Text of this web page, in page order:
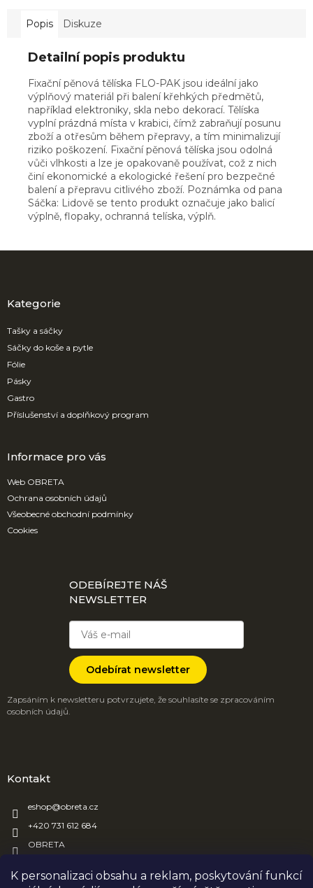
K personalizaci obsahu a reklam, poskytování funkcí
Popis Diskuze
Detailní popis produktu
Fixační pěnová tělíska FLO-PAK jsou ideální jako
výplňový materiál při balení křehkých předmětů,
například elektroniky, skla nebo dekorací. Tělíska
vyplní prázdná místa v krabici, čímž zabraňují posunu
zboží a otřesům během přepravy, a tím minimalizují
riziko poškození. Fixační pěnová tělíska jsou odolná
vůči vlhkosti a lze je opakovaně používat, což z nich
činí ekonomické a ekologické řešení pro bezpečné
balení a přepravu citlivého zboží. Poznámka od pana
Sáčka: Lidově se tento produkt označuje jako balicí
výplně, flopaky, ochranná telíska, výplň.
aKategorie
Tašky a sáčky
Sáčky do koše a pytle
Fólie
Pásky
Gastro
Příslušenství a doplňkový program
Informace pro vás
Web OBRETA
Ochrana osobních údajů
Všeobecné obchodní podmínky
Cookies
ODEBÍREJTE NÁŠ
NEWSLETTER
Odebírat newsletter
Zapsáním k newsletteru potvrzujete, že souhlasíte se zpracováním
osobních údajů.
Kontakt
eshop@obreta.cz
+420 731 612 684
OBRETA